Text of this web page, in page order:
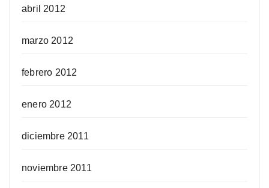
abril 2012
marzo 2012
febrero 2012
enero 2012
diciembre 2011
noviembre 2011